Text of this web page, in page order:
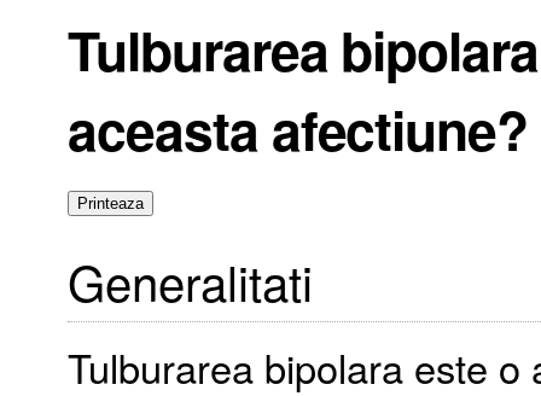
Tulburarea
aceasta afectiune?
Generalitati
Tulburarea bipolara este